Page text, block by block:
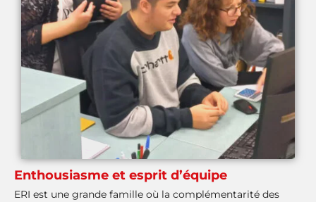
Enthousiasme et esprit d’équipe
ERI est une grande famille où la complémentarité des